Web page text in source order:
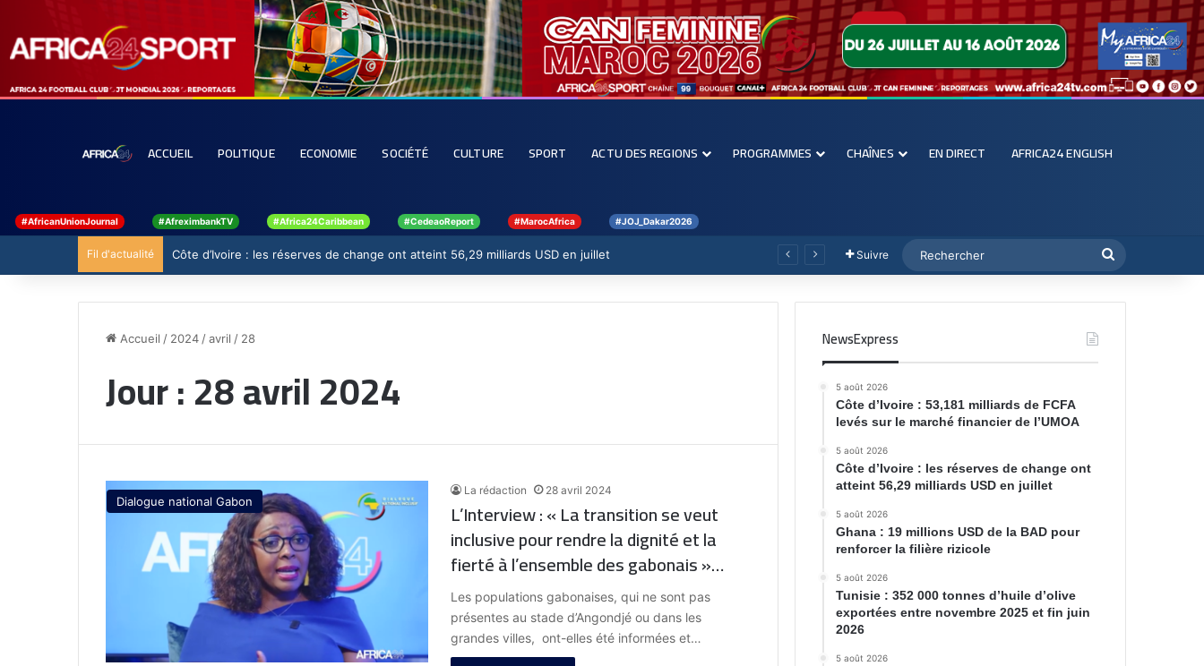
ACCUEIL POLITIQUE ECONOMIE SOCIÉTÉ CULTURE SPORT ACTU DES REGIONS PROGRAMMES CHAÎNES EN DIRECT AFRICA24 ENGLISH
#AfricanUnionJournal #AfreximbankTV #Africa24Caribbean #CedeaoReport #MarocAfrica #JOJ_Dakar2026
Fil d'actualité Côte d’Ivoire : les réserves de change ont atteint 56,29 milliards USD en juillet Suivre
Accueil / 2024/avril / 28
Jour :28 avril 2024
Dialogue national Gabon
La rédaction 28 avril 2024
L’Interview : « La transition se veut
inclusive pour rendre la dignité et la
fierté à l’ensemble des gabonais »
Laurence NDONG, Ministre de la
Communication et des médias
Les populations gabonaises, qui ne sont pas
présentes au stade d’Angondjé ou dans les
grandes villes, ont-elles été informées et…
NewsExpress
5 août 2026
Côte d’Ivoire : 53,181 milliards de FCFA
levés sur le marché financier de l’UMOA
5 août 2026
Côte d’Ivoire : les réserves de change ont
atteint 56,29 milliards USD en juillet
5 août 2026
Ghana : 19 millions USD de la BAD pour
renforcer la filière rizicole
5 août 2026
Tunisie : 352 000 tonnes d’huile d’olive
exportées entre novembre 2025 et fin juin
2026
5 août 2026